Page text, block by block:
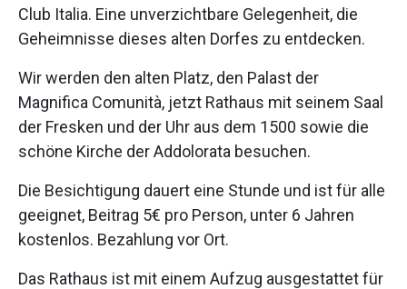
Club Italia. Eine unverzichtbare Gelegenheit, die
Geheimnisse dieses alten Dorfes zu entdecken.
Wir werden den alten Platz, den Palast der
Magnifica Comunità, jetzt Rathaus mit seinem Saal
der Fresken und der Uhr aus dem 1500 sowie die
schöne Kirche der Addolorata besuchen.
Die Besichtigung dauert eine Stunde und ist für alle
geeignet, Beitrag 5€ pro Person, unter 6 Jahren
kostenlos. Bezahlung vor Ort.
Das Rathaus ist mit einem Aufzug ausgestattet für